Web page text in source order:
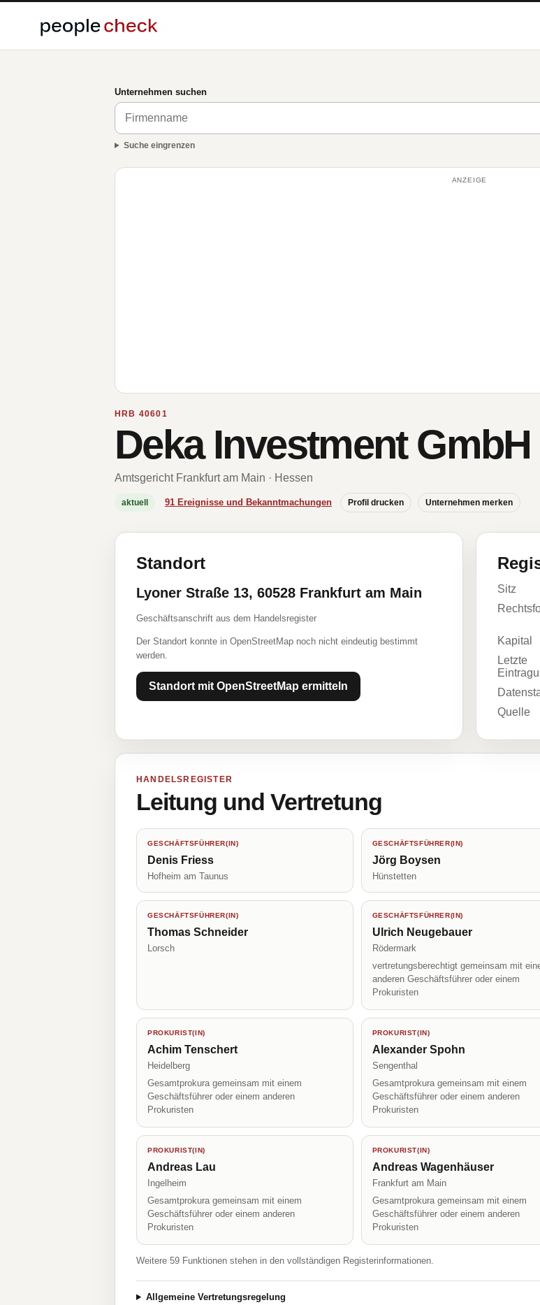
Unternehmen suchen
Suche eingrenzen
ANZEIGE
HRB 40601
Deka Investment GmbH
Amtsgericht Frankfurt am Main · Hessen
aktuell 91 Ereignisse und Bekanntmachungen Profil drucken Unternehmen merken
Standort
Lyoner Straße 13, 60528 Frankfurt am Main
Geschäftsanschrift aus dem Handelsregister
Der Standort konnte in OpenStreetMap noch nicht eindeutig bestimmt
werden.
Standort mit OpenStreetMap ermitteln
Sitz
Kapital
Letzte
Quelle
HANDELSREGISTER
Leitung und Vertretung
GESCHÄFTSFÜHRER(IN)
Denis Friess
Hofheim am Taunus
GESCHÄFTSFÜHRER(IN)
Jörg Boysen
Hünstetten
GESCHÄFTSFÜHRER(IN)
Thomas Schneider
Lorsch
GESCHÄFTSFÜHRER(IN)
Ulrich Neugebauer
Rödermark
vertretungsberechtigt gemeinsam mit
anderen Geschäftsführer oder einem
Prokuristen
PROKURIST(IN)
Achim Tenschert
Heidelberg
Gesamtprokura gemeinsam mit einem
Geschäftsführer oder einem anderen
Prokuristen
PROKURIST(IN)
Alexander Spohn
Sengenthal
Gesamtprokura gemeinsam mit einem
Geschäftsführer oder einem anderen
Prokuristen
PROKURIST(IN)
Andreas Lau
Ingelheim
Gesamtprokura gemeinsam mit einem
Geschäftsführer oder einem anderen
Prokuristen
PROKURIST(IN)
Andreas Wagenhäuser
Frankfurt am Main
Gesamtprokura gemeinsam mit einem
Geschäftsführer oder einem anderen
Prokuristen
Weitere 59 Funktionen stehen in den vollständigen Registerinformationen.
Allgemeine Vertretungsregelung